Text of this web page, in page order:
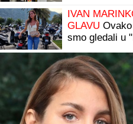
pomogne"
IVAN
GLAVU
smo gledali u
slomila